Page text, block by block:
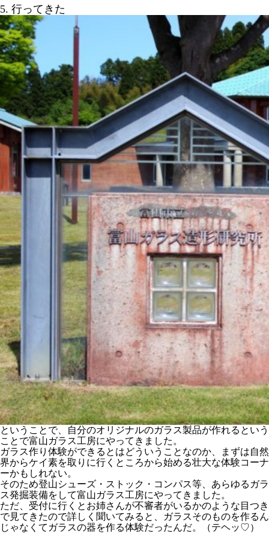
5. 行ってきた
ということで、自分のオリジナルのガラス製品が作れるという
ことで富山ガラス工房にやってきました。
ガラス作り体験ができるとはどういうことなのか、まずは自然
界からケイ素を取りに行くところから始める壮大な体験コーナ
ーかもしれない。
そのため登山シューズ・ストック・コンパス等、あらゆるガラ
ス発掘装備をして富山ガラス工房にやってきました。
ただ、受付に行くとお姉さんが不審者がいるかのような目つき
で見てきたので詳しく聞いてみると、ガラスそのものを作るん
じゃなくてガラスの器を作る体験だったんだ。（テヘッ♡）